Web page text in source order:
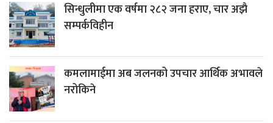
सिन्धुलीमा एक वर्षमा २८२ जना हराए, चार अझै
सम्पर्कविहीन
कमलामाईमा अब जलनको उपचार आर्थिक अभावले
नरोकिने